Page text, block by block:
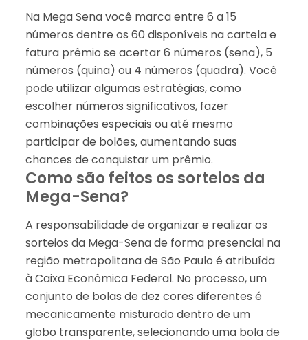
Na Mega Sena você marca entre 6 a 15
números dentre os 60 disponíveis na cartela e
fatura prêmio se acertar 6 números (sena), 5
números (quina) ou 4 números (quadra). Você
pode utilizar algumas estratégias, como
escolher números significativos, fazer
combinações especiais ou até mesmo
participar de bolões, aumentando suas
chances de conquistar um prêmio.
Como são feitos os sorteios da
Mega-Sena?
A responsabilidade de organizar e realizar os
sorteios da Mega-Sena de forma presencial na
região metropolitana de São Paulo é atribuída
à Caixa Econômica Federal. No processo, um
conjunto de bolas de dez cores diferentes é
mecanicamente misturado dentro de um
globo transparente, selecionando uma bola de